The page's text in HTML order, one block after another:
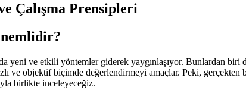
Çalışma Prensipleri
yeni ve etkili yöntemler giderek yaygınlaşıyor. Bunlardan
ve objektif biçimde değerlendirmeyi amaçlar. Peki,
birlikte inceleyeceğiz.